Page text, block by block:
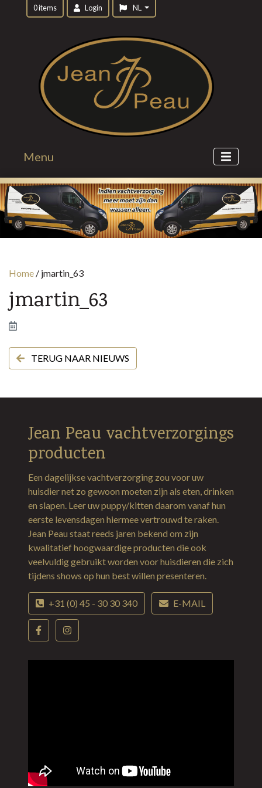
0 items Login NL
Menu
Home / jmartin_63
jmartin_63
TERUG NAAR NIEUWS
Jean Peau vachtverzorgings
producten
Een dagelijkse vachtverzorging zou voor uw
huisdier net zo gewoon moeten zijn als eten, drinken
en slapen. Leer uw puppy/kitten daarom vanaf hun
eerste levensdagen hiermee vertrouwd te raken.
Jean Peau staat reeds jaren bekend om zijn
kwalitatief hoogwaardige producten die ook
veelvuldig gebruikt worden voor huisdieren die zich
tijdens shows op hun best willen presenteren.
+31 (0) 45 - 30 30 340 E-MAIL